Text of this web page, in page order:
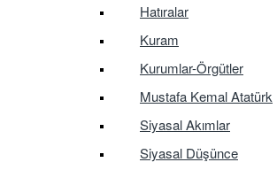
Hatıralar
Kuram
Kurumlar-Örgütler
Mustafa Kemal Atatürk
Siyasal Akımlar
Siyasal Düşünce